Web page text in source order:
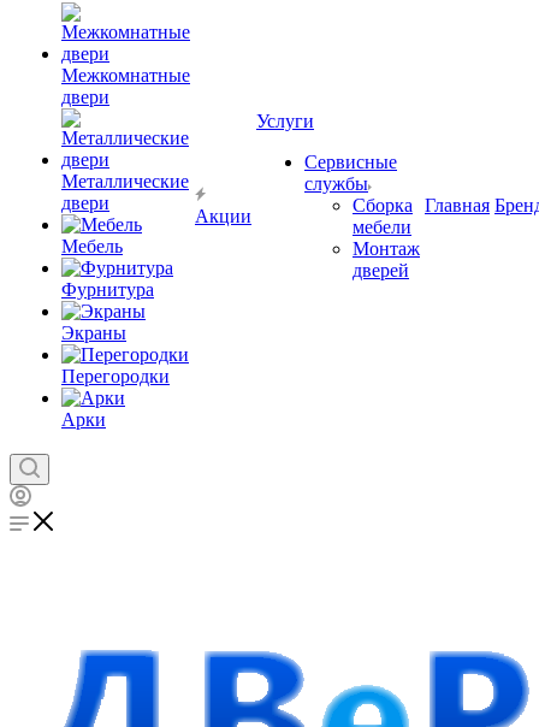
Межкомнатные
двери
Металлические
двери
Мебель
Фурнитура
Экраны
Перегородки
Арки
Акции
Услуги
Сервисные
службы
Сборка
мебели
Монтаж
дверей
Главная